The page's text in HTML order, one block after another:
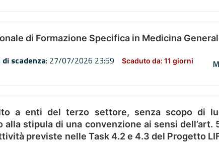
di Formazione Specifica in Medicina
di scadenza: 27/07/2026 23:59 Scaduto da: 11 giorni
a enti del terzo settore, senza scopo di
stipula di una convenzione ai sensi dell’art.
previste nelle Task 4.2 e 4.3 del Progetto